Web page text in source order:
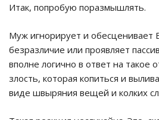
Итак, попробую поразмышлять.
Муж игнорирует и обесценивает
безразличие или проявляет
вполне логично в ответ на такое
злость, которая копиться и
виде швыряния вещей и колких